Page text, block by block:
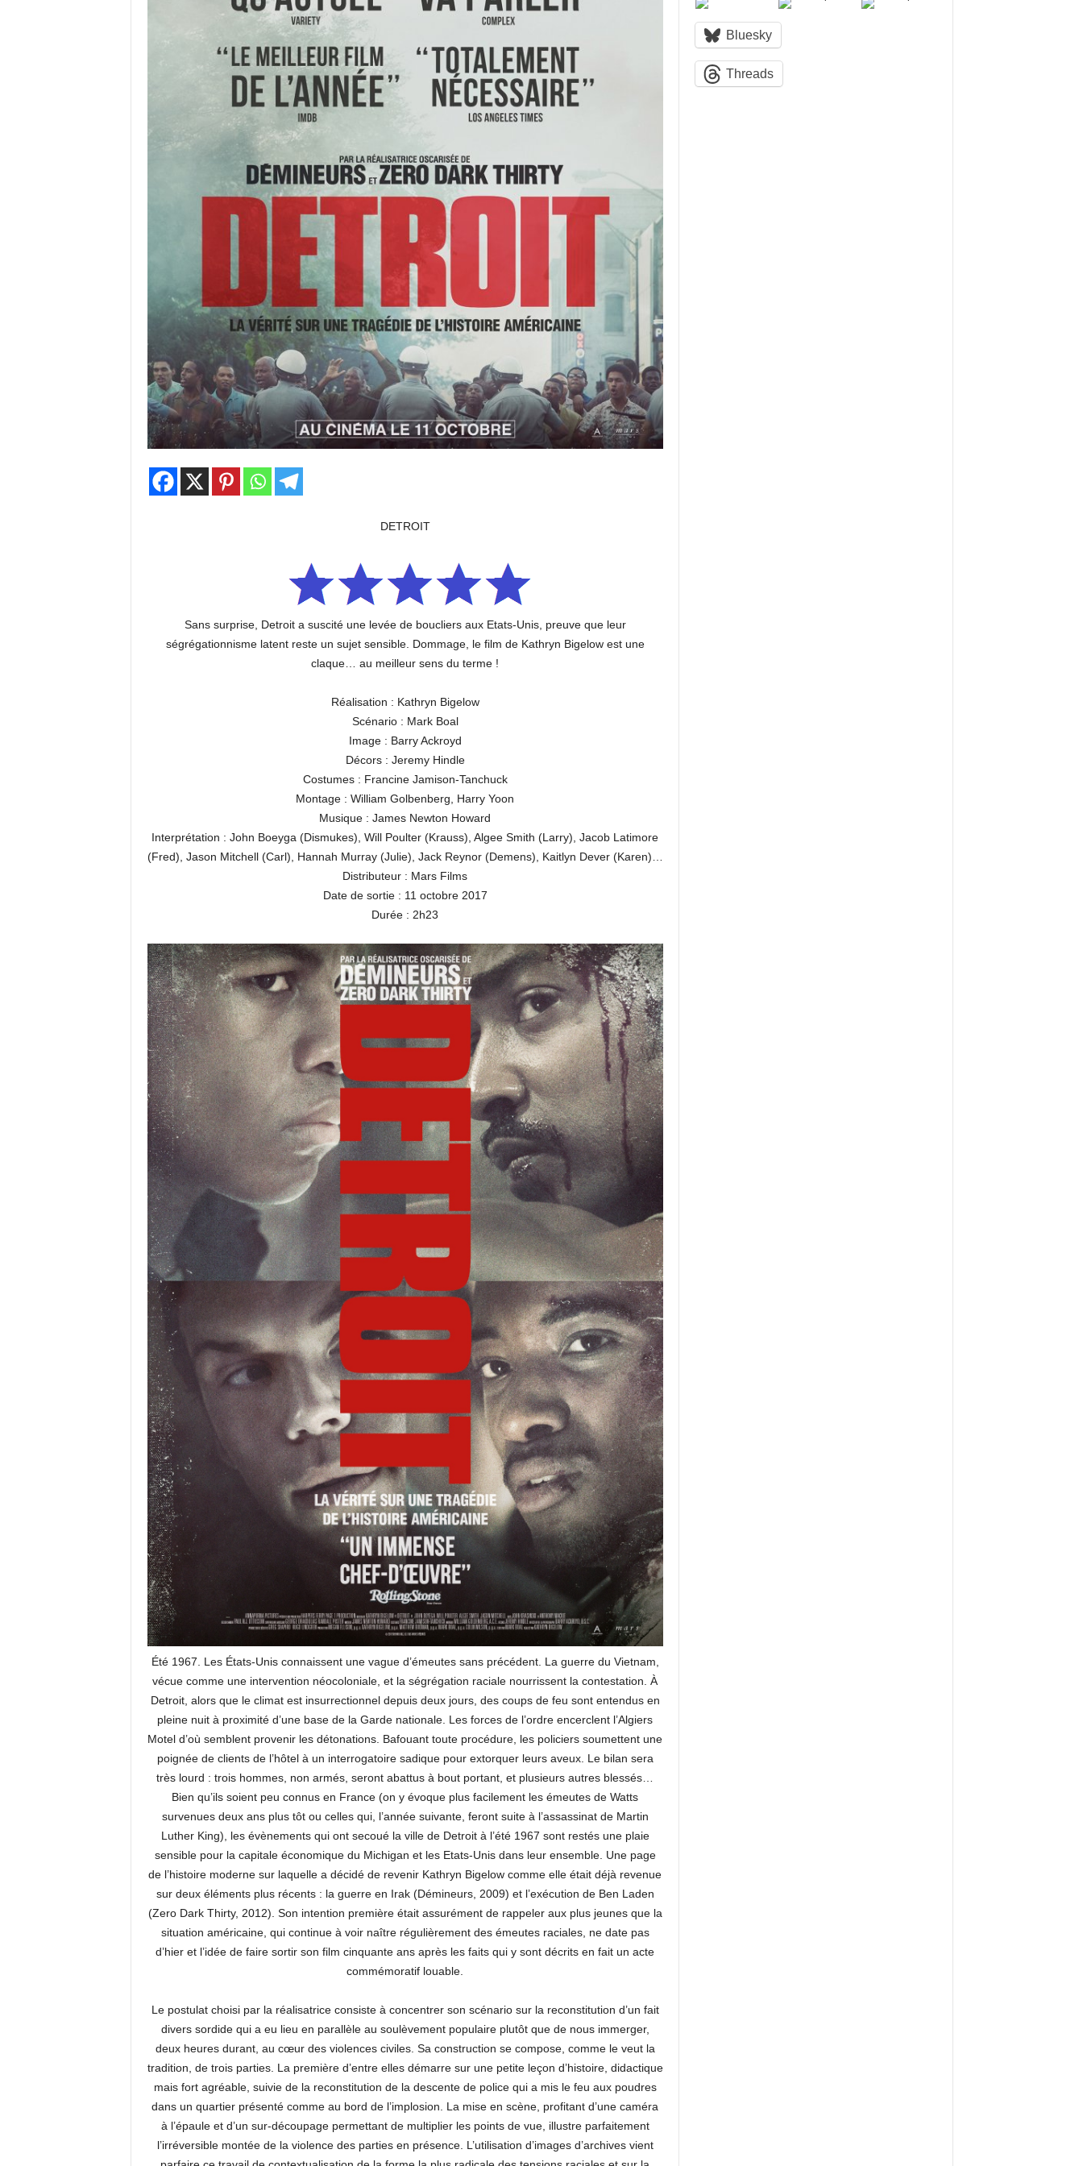
DETROIT
Sans surprise, Detroit a suscité une levée de boucliers aux Etats-Unis, preuve que leur
ségrégationnisme latent reste un sujet sensible. Dommage, le film de Kathryn Bigelow est une
claque… au meilleur sens du terme !
Réalisation : Kathryn Bigelow
Scénario : Mark Boal
Image : Barry Ackroyd
Décors : Jeremy Hindle
Costumes : Francine Jamison-Tanchuck
Montage : William Golbenberg, Harry Yoon
Musique : James Newton Howard
Interprétation : John Boeyga (Dismukes), Will Poulter (Krauss), Algee Smith (Larry), Jacob Latimore
(Fred), Jason Mitchell (Carl), Hannah Murray (Julie), Jack Reynor (Demens), Kaitlyn Dever (Karen)…
Distributeur : Mars Films
Date de sortie : 11 octobre 2017
Durée : 2h23
Été 1967. Les États-Unis connaissent une vague d’émeutes sans précédent. La guerre du Vietnam,
vécue comme une intervention néocoloniale, et la ségrégation raciale nourrissent la contestation. À
Detroit, alors que le climat est insurrectionnel depuis deux jours, des coups de feu sont entendus en
pleine nuit à proximité d’une base de la Garde nationale. Les forces de l’ordre encerclent l’Algiers
Motel d’où semblent provenir les détonations. Bafouant toute procédure, les policiers soumettent une
poignée de clients de l’hôtel à un interrogatoire sadique pour extorquer leurs aveux. Le bilan sera
très lourd : trois hommes, non armés, seront abattus à bout portant, et plusieurs autres blessés…
Bien qu’ils soient peu connus en France (on y évoque plus facilement les émeutes de Watts
survenues deux ans plus tôt ou celles qui, l’année suivante, feront suite à l’assassinat de Martin
Luther King), les évènements qui ont secoué la ville de Detroit à l’été 1967 sont restés une plaie
sensible pour la capitale économique du Michigan et les Etats-Unis dans leur ensemble. Une page
de l’histoire moderne sur laquelle a décidé de revenir Kathryn Bigelow comme elle était déjà revenue
sur deux éléments plus récents : la guerre en Irak (Démineurs, 2009) et l’exécution de Ben Laden
(Zero Dark Thirty, 2012). Son intention première était assurément de rappeler aux plus jeunes que la
situation américaine, qui continue à voir naître régulièrement des émeutes raciales, ne date pas
d’hier et l’idée de faire sortir son film cinquante ans après les faits qui y sont décrits en fait un acte
commémoratif louable.
Le postulat choisi par la réalisatrice consiste à concentrer son scénario sur la reconstitution d’un fait
divers sordide qui a eu lieu en parallèle au soulèvement populaire plutôt que de nous immerger,
deux heures durant, au cœur des violences civiles. Sa construction se compose, comme le veut la
tradition, de trois parties. La première d’entre elles démarre sur une petite leçon d’histoire, didactique
mais fort agréable, suivie de la reconstitution de la descente de police qui a mis le feu aux poudres
dans un quartier présenté comme au bord de l’implosion. La mise en scène, profitant d’une caméra
à l’épaule et d’un sur-découpage permettant de multiplier les points de vue, illustre parfaitement
l’irréversible montée de la violence des parties en présence. L’utilisation d’images d’archives vient
Bluesky
Threads